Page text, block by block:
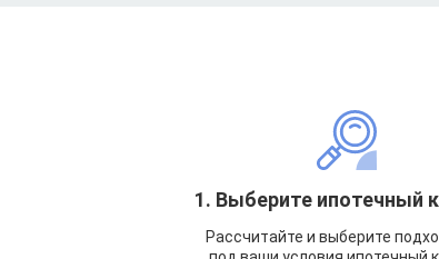
1. Выберите ипотечный
Рассчитайте и выберите